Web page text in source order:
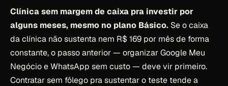
Clínica sem margem de caixa pra investir por
alguns meses, mesmo no plano Básico. Se o caixa
da clínica não sustenta nem R$ 169 por mês de forma
constante, o passo anterior — organizar Google Meu
Negócio e WhatsApp sem custo — deve vir primeiro.
Contratar sem fôlego pra sustentar o teste tende a